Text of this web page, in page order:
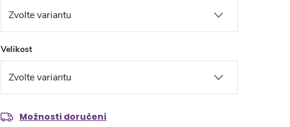
Velikost
Možnosti doručení